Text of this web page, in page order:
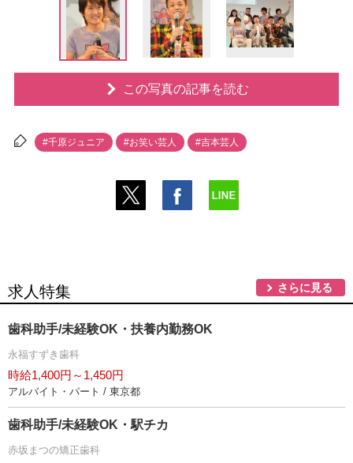
この写真の記事を読む
#千原ジュニア #お笑い芸人 #吉本芸人
求人特集 さらに見る
歯科助手/未経験OK・扶養内勤務OK
永福すずき歯科
時給1,400円～1,450円
アルバイト・パート / 東京都
歯科助手/未経験OK・駅チカ
赤坂まつの矯正歯科